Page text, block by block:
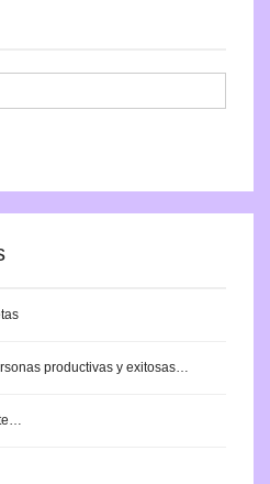
productivas y exitosas…